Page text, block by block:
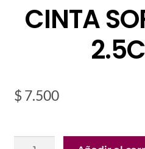
Mi cuenta
CINTA
$7.500